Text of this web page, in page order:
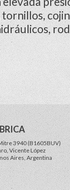
3940 (B1605BUV)
Vicente López
Aires, Argentina